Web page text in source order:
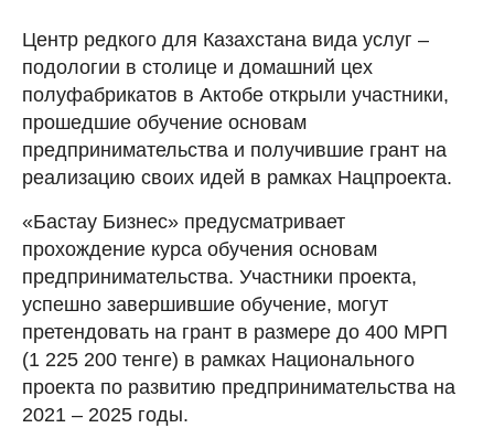
Центр редкого для Казахстана вида услуг –
подологии в столице и домашний цех
полуфабрикатов в Актобе открыли участники,
прошедшие обучение основам
предпринимательства и получившие грант на
реализацию своих идей в рамках Нацпроекта.
«Бастау Бизнес» предусматривает
прохождение курса обучения основам
предпринимательства. Участники проекта,
успешно завершившие обучение, могут
претендовать на грант в размере до 400 МРП
(1 225 200 тенге) в рамках Национального
проекта по развитию предпринимательства на
2021 – 2025 годы.